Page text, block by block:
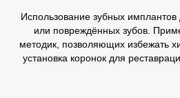
Использование зубных
или повреждённых зубов.
методик, позволяющих избежать
установка коронок для